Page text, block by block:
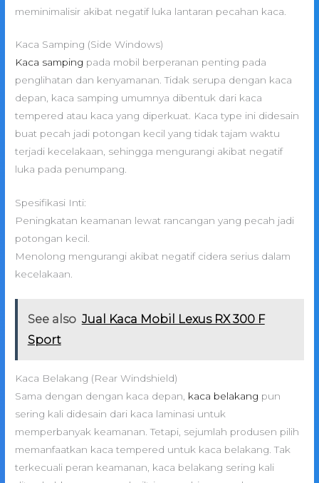
meminimalisir akibat negatif luka lantaran pecahan kaca.
Kaca Samping (Side Windows)
Kaca samping pada mobil berperanan penting pada
penglihatan dan kenyamanan. Tidak serupa dengan kaca
depan, kaca samping umumnya dibentuk dari kaca
tempered atau kaca yang diperkuat. Kaca type ini didesain
buat pecah jadi potongan kecil yang tidak tajam waktu
terjadi kecelakaan, sehingga mengurangi akibat negatif
luka pada penumpang.
Spesifikasi Inti:
Peningkatan keamanan lewat rancangan yang pecah jadi
potongan kecil.
Menolong mengurangi akibat negatif cidera serius dalam
kecelakaan.
See also Jual Kaca Mobil Lexus RX 300 F
Sport
Kaca Belakang (Rear Windshield)
Sama dengan dengan kaca depan, kaca belakang pun
sering kali didesain dari kaca laminasi untuk
memperbanyak keamanan. Tetapi, sejumlah produsen pilih
memanfaatkan kaca tempered untuk kaca belakang. Tak
terkecuali peran keamanan, kaca belakang sering kali